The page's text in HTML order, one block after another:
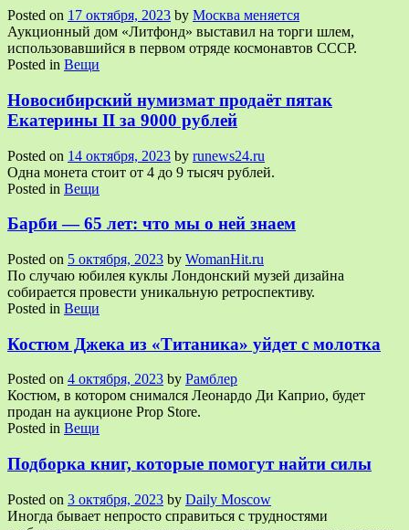
Posted on 17 октября, 2023 by Москва меняется
Аукционный дом «Литфонд» выставил на торги шлем,
использовавшийся в первом отряде космонавтов СССР.
Posted in Вещи
Новосибирский нумизмат продаёт пятак
Екатерины II за 9000 рублей
Posted on 14 октября, 2023 by runews24.ru
Одна монета стоит от 4 до 9 тысяч рублей.
Posted in Вещи
Барби — 65 лет: что мы о ней знаем
Posted on 5 октября, 2023 by WomanHit.ru
По случаю юбилея куклы Лондонский музей дизайна
собирается провести уникальную ретроспективу.
Posted in Вещи
Костюм Джека из «Титаника» уйдет с молотка
Posted on 4 октября, 2023 by Рамблер
Костюм, в котором снимался Леонардо Ди Каприо, будет
продан на аукционе Prop Store.
Posted in Вещи
Подборка книг, которые помогут найти силы
Posted on 3 октября, 2023 by Daily Moscow
Иногда бывает непросто справиться с трудностями